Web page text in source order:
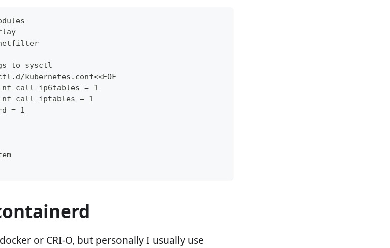
to sysctl
kubernetes.conf<<EOF
nf-call-ip6tables = 1
nf-call-iptables = 1
= 1
or CRI-O, but personally I usually use